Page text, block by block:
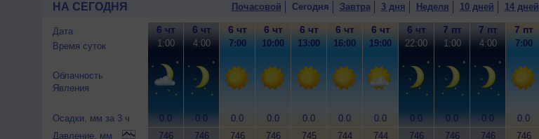
НА СЕГОДНЯ Почасовой Сегодня Завтра 3 дня Неделя 10 дней 14 дней
Дата
Время суток
Облачность
Явления
Осадки, мм за 3 ч
Давление, мм
6 чт
1:00
0.0
746
6 чт
4:00
0.0
746
6 чт
7:00
0.0
746
6 чт
10:00
0.0
746
6 чт
13:00
0.0
745
6 чт
16:00
0.0
744
6 чт
19:00
0.0
744
6 чт
22:00
0.0
746
7 пт
1:00
0.0
746
7 пт
4:00
0.0
746
7 пт
7:00
0.0
746